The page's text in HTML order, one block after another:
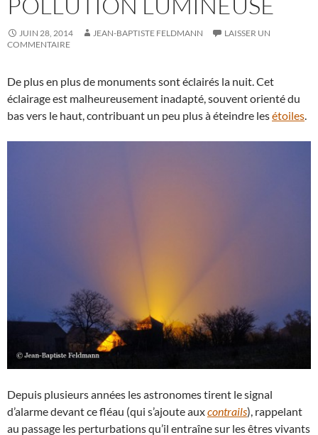
JUIN 28, 2014 JEAN-BAPTISTE FELDMANN
LAISSER UN
COMMENTAIRE
De plus en plus de monuments sont éclairés la nuit. Cet
éclairage est malheureusement inadapté, souvent orienté du
bas vers le haut, contribuant un peu plus à éteindre lesétoiles.
Depuis plusieurs années les astronomes tirent le signal
d’alarme devant ce fléau (qui s’ajoute auxcontrails), rappelant
au passage les perturbations qu’il entraîne sur les êtres vivants